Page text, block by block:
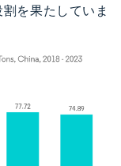
を果たしていま